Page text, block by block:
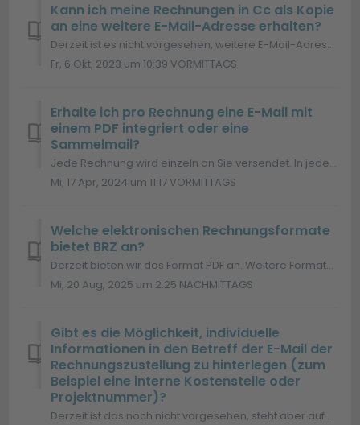
Kann ich meine Rechnungen in Cc als Kopie
an eine weitere E-Mail-Adresse erhalten?
Derzeit ist es nicht vorgesehen, weitere E-Mail-Adressen für die Zustellung von Rechnungen zu definieren.
Fr, 6 Okt, 2023 um 10:39 VORMITTAGS
Erhalte ich pro Rechnung eine E-Mail mit
einem PDF integriert oder eine
Sammelmail?
Jede Rechnung wird einzeln an Sie versendet. In jeder E-Mail befindet sich immer ausschließlich eine PDF-Datei als Anlage mit der entsprechenden Rechnung.
Mi, 17 Apr, 2024 um 11:17 VORMITTAGS
Welche elektronischen Rechnungsformate
bietet BRZ an?
Derzeit bieten wir das Format PDF an. Weitere Formate sind ab 2025 in Planung. Nach aktueller Roadmap werden wir ab Januar 2026 erste rechtskonforme E-Rechn...
Mi, 20 Aug, 2025 um 2:25 NACHMITTAGS
Gibt es die Möglichkeit, individuelle
Informationen in den Betreff der E-Mail der
Rechnungszustellung zu hinterlegen (zum
Beispiel eine interne Kostenstelle oder
Projektnummer)?
Derzeit ist das noch nicht vorgesehen, steht aber auf der Agenda weiterer Optimierungen für 2025.